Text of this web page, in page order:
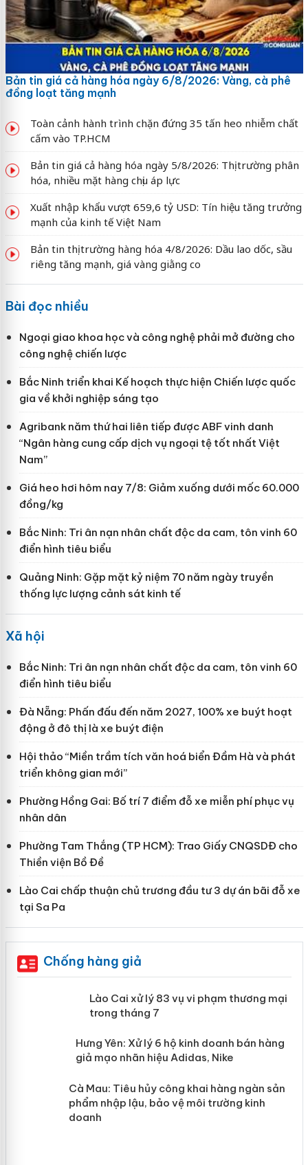
Bản tin giá cả hàng hóa ngày 6/8/2026: Vàng, cà phê
đồng loạt tăng mạnh
Toàn cảnh hành trình chặn đứng 35 tấn heo nhiễm chất
cấm vào TP.HCM
Bản tin giá cả hàng hóa ngày 5/8/2026: Thị trường phân
hóa, nhiều mặt hàng chịu áp lực
Xuất nhập khẩu vượt 659,6 tỷ USD: Tín hiệu tăng trưởng
mạnh của kinh tế Việt Nam
Bản tin thị trường hàng hóa 4/8/2026: Dầu lao dốc, sầu
riêng tăng mạnh, giá vàng giằng co
Bài đọc nhiều
Ngoại giao khoa học và công nghệ phải mở đường cho
công nghệ chiến lược
Bắc Ninh triển khai Kế hoạch thực hiện Chiến lược quốc
gia về khởi nghiệp sáng tạo
Agribank năm thứ hai liên tiếp được ABF vinh danh
“Ngân hàng cung cấp dịch vụ ngoại tệ tốt nhất Việt
Nam”
Giá heo hơi hôm nay 7/8: Giảm xuống dưới mốc 60.000
đồng/kg
Bắc Ninh: Tri ân nạn nhân chất độc da cam, tôn vinh 60
điển hình tiêu biểu
Quảng Ninh: Gặp mặt kỷ niệm 70 năm ngày truyền
thống lực lượng cảnh sát kinh tế
Xã hội
Bắc Ninh: Tri ân nạn nhân chất độc da cam, tôn vinh 60
điển hình tiêu biểu
Đà Nẵng: Phấn đấu đến năm 2027, 100% xe buýt hoạt
động ở đô thị là xe buýt điện
Hội thảo “Miền trầm tích văn hoá biển Đầm Hà và phát
triển không gian mới”
Phường Hồng Gai: Bố trí 7 điểm đỗ xe miễn phí phục vụ
nhân dân
Phường Tam Thắng (TP HCM): Trao Giấy CNQSDĐ cho
Thiền viện Bồ Đề
Lào Cai chấp thuận chủ trương đầu tư 3 dự án bãi đỗ xe
tại Sa Pa
Chống hàng giả
Lào Cai xử lý 83 vụ vi phạm thương
mại trong tháng 7
Hưng Yên: Xử lý 6 hộ kinh doanh bán
hàng giả mạo nhãn hiệu Adidas, Nike